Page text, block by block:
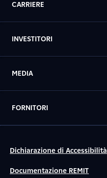
CARRIERE
INVESTITORI
MEDIA
FORNITORI
Dichiarazione di Accessibilità
Documentazione REMIT